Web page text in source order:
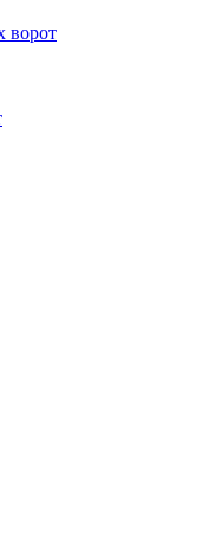
ворот